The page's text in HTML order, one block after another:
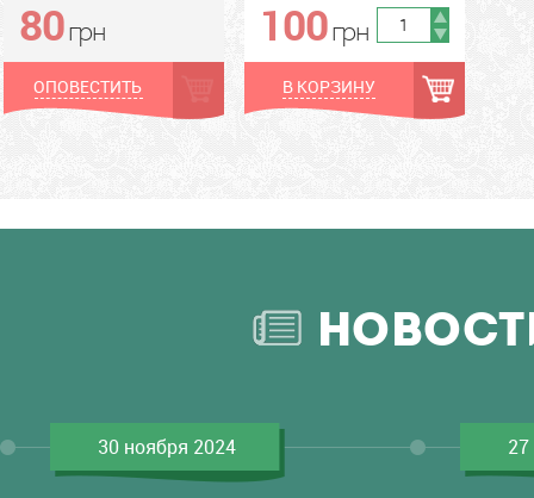
грн
80грн
ОПОВЕСТИТЬ
грн
100грн
В КОРЗИНУ
30 ноября 2024